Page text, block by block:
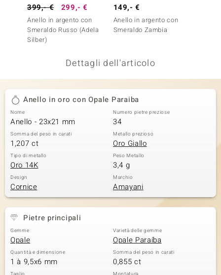
Collection
Classics
399,- € 299,- €
Anello in argento con
Smeraldo Russo (Adela
Silber)
149,- €
Anello in argento con
Smeraldo Zambia
Dettagli dell'articolo
Anello in oro con Opale Paraiba
Nome
Anello - 23x21 mm
Numero pietre preziose
34
Somma del peso in carati
1,207 ct
Metallo prezioso
Oro Giallo
Tipo di metallo
Oro 14K
Peso Metallo
3,4 g
Design
Cornice
Marchio
Amayani
Pietre principali
Gemme
Opale
Varietà delle gemme
Opale Paraíba
Quantità e dimensione
1 à 9,5x6 mm
Somma del peso in carati
0,855 ct